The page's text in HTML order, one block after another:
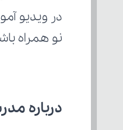
در ویدیو
نو همراه
درباره